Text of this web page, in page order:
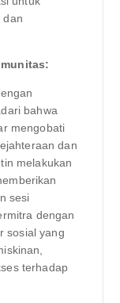
dan
bahwa
mengobati
dan
melakukan
sesi
dengan
sosial yang
terhadap